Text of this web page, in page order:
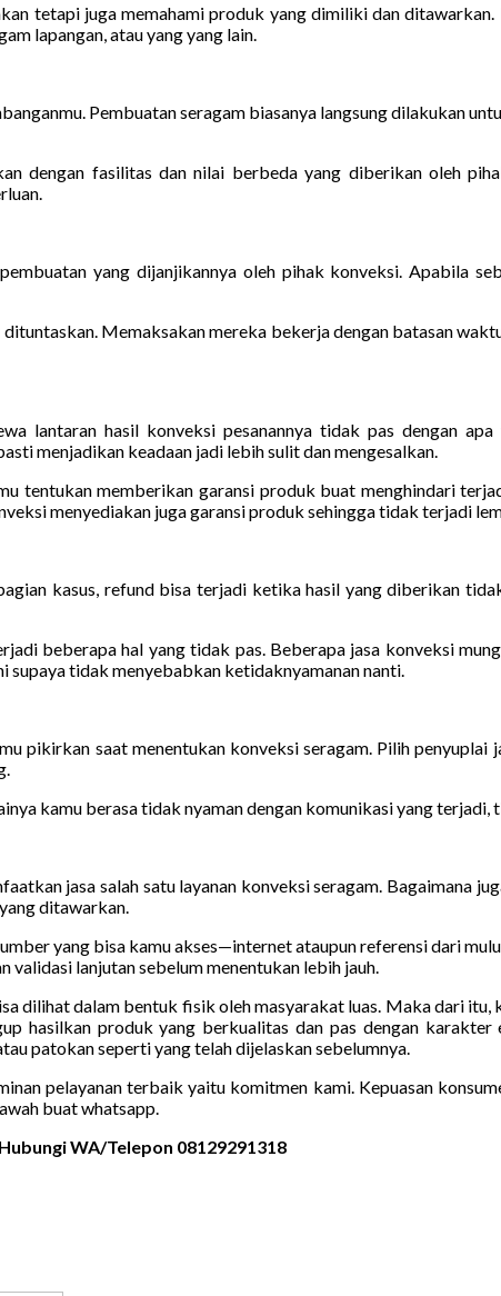
tetapi juga memahami produk yang dimiliki dan
lapangan, atau yang yang lain.
Pembuatan seragam biasanya langsung dilakukan
dengan fasilitas dan nilai berbeda yang diberikan oleh
yang dijanjikannya oleh pihak konveksi. Apabila
Memaksakan mereka bekerja dengan batasan
lantaran hasil konveksi pesanannya tidak pas dengan
menjadikan keadaan jadi lebih sulit dan mengesalkan.
tentukan memberikan garansi produk buat menghindari
menyediakan juga garansi produk sehingga tidak terjadi
kasus, refund bisa terjadi ketika hasil yang diberikan
beberapa hal yang tidak pas. Beberapa jasa konveksi
supaya tidak menyebabkan ketidaknyamanan nanti.
pikirkan saat menentukan konveksi seragam. Pilih
kamu berasa tidak nyaman dengan komunikasi yang
jasa salah satu layanan konveksi seragam. Bagaimana
ditawarkan.
yang bisa kamu akses—internet ataupun referensi dari
validasi lanjutan sebelum menentukan lebih jauh.
dilihat dalam bentuk fisik oleh masyarakat luas. Maka dari
hasilkan produk yang berkualitas dan pas dengan
patokan seperti yang telah dijelaskan sebelumnya.
pelayanan terbaik yaitu komitmen kami. Kepuasan
buat whatsapp.
WA/Telepon 08129291318